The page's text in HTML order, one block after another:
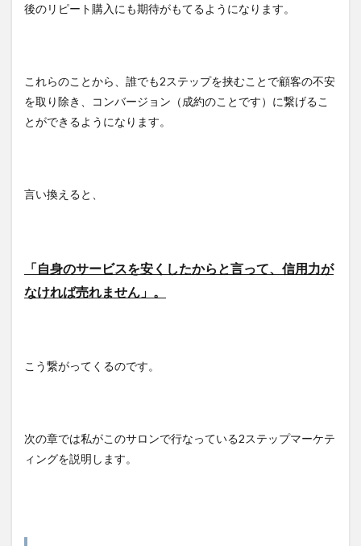
後のリピート購入にも期待がもてるようになります。
これらのことから、誰でも2ステップを挟むことで顧客の不安
を取り除き、コンバージョン（成約のことです）に繋げるこ
とができるようになります。
言い換えると、
「自身のサービスを安くしたからと言って、信用力が
なければ売れません」。
こう繋がってくるのです。
次の章では私がこのサロンで行なっている2ステップマーケテ
ィングを説明します。